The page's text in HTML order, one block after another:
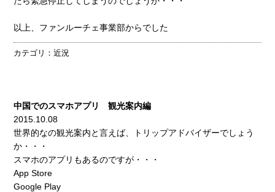
以上、ファンルーチェ事業部からでした
カテゴリ：近況
中国でのスマホアプリ 観光案内編
2015.10.08
世界的なの観光案内と言えば、
トリップアドバイザーでしょう
か・・・
スマホのアプリもあるのですが・・・
App Store
Google Play